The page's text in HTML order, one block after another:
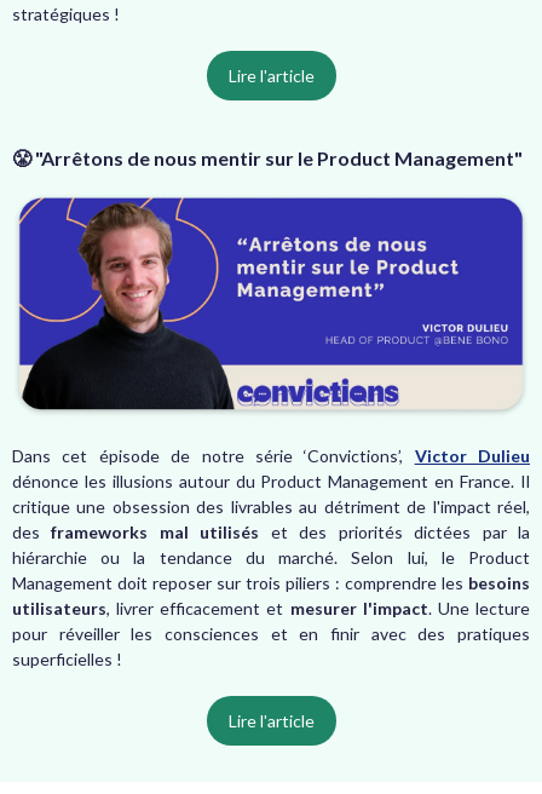
stratégiques !
Lire l'article
😤 "Arrêtons de nous mentir sur le Product Management"
Dans cet épisode de notre série ‘Convictions’, Victor Dulieu
dénonce les illusions autour du Product Management en France. Il
critique une obsession des livrables au détriment de l'impact réel,
desframeworks mal utilisés et des priorités dictées par la
hiérarchie ou la tendance du marché. Selon lui, le Product
Management doit reposer sur trois piliers : comprendre les besoins
utilisateurs, livrer efficacement et mesurer l'impact. Une lecture
pour réveiller les consciences et en finir avec des pratiques
superficielles !
Lire l'article